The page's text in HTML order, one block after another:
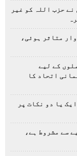
حزب اللہ کو غیر
متاثر ہوئی،
کے لیے
اتحاد کا
یا دو نکات پر
سے مشروط ہے،